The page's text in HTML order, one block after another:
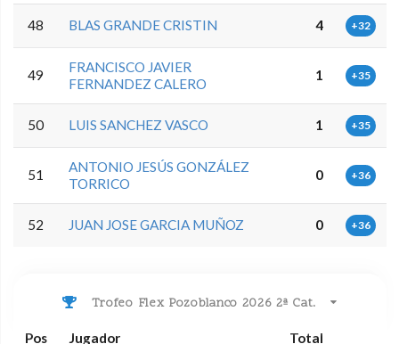
48 BLAS GRANDE CRISTIN 4 +32
49
FRANCISCO JAVIER
FERNANDEZ CALERO
1 +35
50 LUIS SANCHEZ VASCO 1 +35
51
ANTONIO JESÚS GONZÁLEZ
TORRICO
0 +36
52 JUAN JOSE GARCIA MUÑOZ 0 +36
Trofeo Flex Pozoblanco 2026 2ª Cat.
Pos Jugador Total